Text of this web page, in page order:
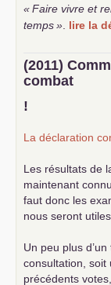
«Faire vivre et
temps» lire la
(2011)
combat
!
La déclaration
Les résultats de
maintenant
faut donc les
nous seront
Un peu plus
consultation, soit
précédents